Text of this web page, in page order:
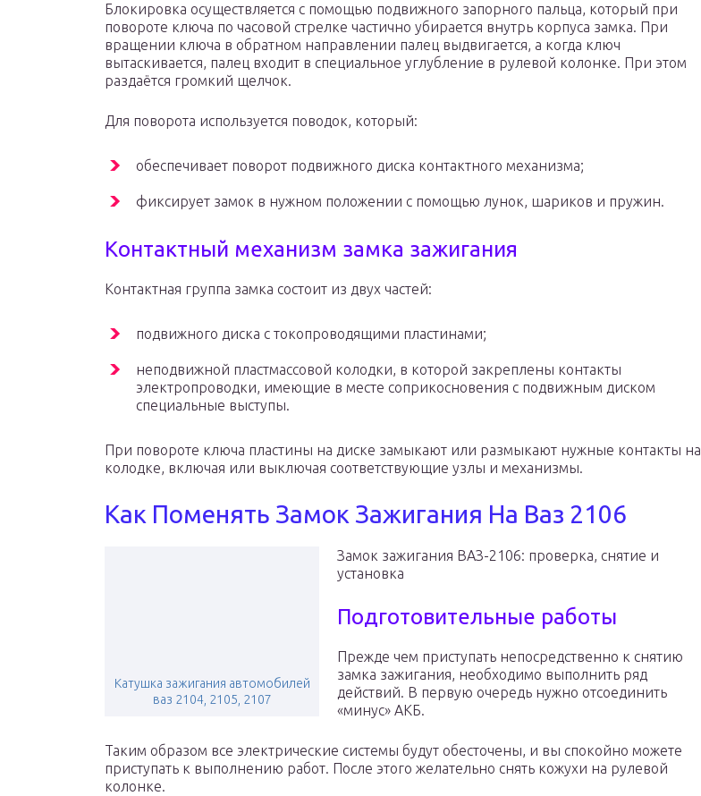
Блокировка осуществляется с помощью подвижного запорного пальца, который при
повороте ключа по часовой стрелке частично убирается внутрь корпуса замка. При
вращении ключа в обратном направлении палец выдвигается, а когда ключ
вытаскивается, палец входит в специальное углубление в рулевой колонке. При этом
раздаётся громкий щелчок.
Для поворота используется поводок, который:
обеспечивает поворот подвижного диска контактного механизма;
фиксирует замок в нужном положении с помощью лунок, шариков и пружин.
Контактный механизм замка зажигания
Контактная группа замка состоит из двух частей:
подвижного диска с токопроводящими пластинами;
неподвижной пластмассовой колодки, в которой закреплены контакты
электропроводки, имеющие в месте соприкосновения с подвижным диском
специальные выступы.
При повороте ключа пластины на диске замыкают или размыкают нужные контакты на
колодке, включая или выключая соответствующие узлы и механизмы.
Как Поменять Замок Зажигания На Ваз 2106
Катушка зажигания автомобилей
ваз 2104, 2105, 2107
Замок зажигания ВАЗ-2106: проверка, снятие и
установка
Подготовительные работы
Прежде чем приступать непосредственно к снятию
замка зажигания, необходимо выполнить ряд
действий. В первую очередь нужно отсоединить
«минус» АКБ.
Таким образом все электрические системы будут обесточены, и вы спокойно можете
приступать к выполнению работ. После этого желательно снять кожухи на рулевой
колонке.